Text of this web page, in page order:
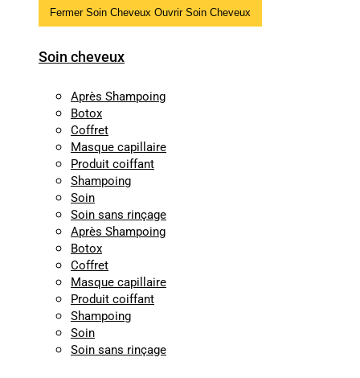
Fermer Soin Cheveux Ouvrir Soin Cheveux
Soin cheveux
Après Shampoing
Botox
Coffret
Masque capillaire
Produit coiffant
Shampoing
Soin
Soin sans rinçage
Après Shampoing
Botox
Coffret
Masque capillaire
Produit coiffant
Shampoing
Soin
Soin sans rinçage